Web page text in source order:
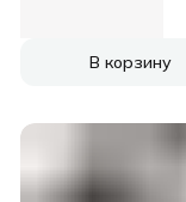
В корзину